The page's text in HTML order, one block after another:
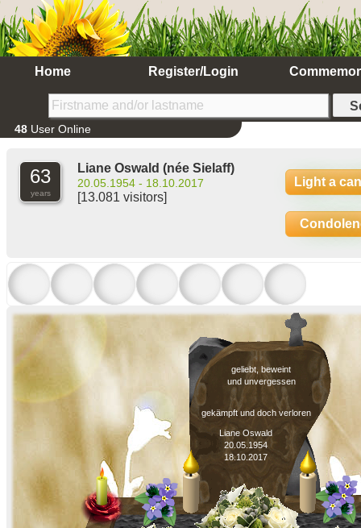
Home Register/Login
48 User Online
63
years
Liane Oswald (née Sielaff)
20.05.1954 - 18.10.2017
[13.081 visitors]
Light a
Liane Oswald
20.05.1954
18.10.2017
gekämpft und doch verloren
geliebt, beweint
und unvergessen